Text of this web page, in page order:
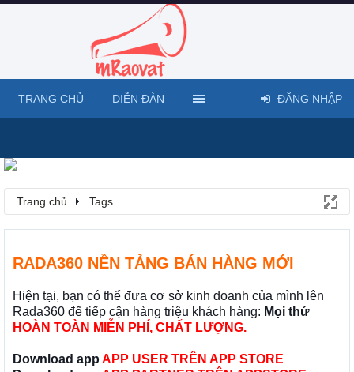
Trang chủ Tags
RADA360 NỀN TẢNG BÁN HÀNG MỚI
Hiện tại, bạn có thể đưa cơ sở kinh doanh của mình lên
Rada360 để tiếp cận hàng triệu khách hàng: Mọi thứ
HOÀN TOÀN MIỄN PHÍ, CHẤT LƯỢNG.
Download app APP USER TRÊN APP STORE
TRANG CHỦ DIỄN ĐÀN ĐĂNG NHẬP